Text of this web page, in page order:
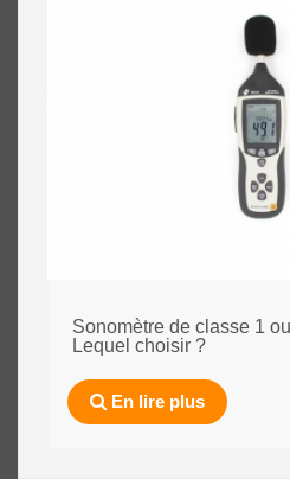
Sonomètre de classe 1
Lequel choisir ?
En lire plus